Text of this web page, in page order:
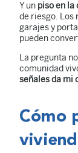
Y un piso en la
de riesgo. Los
garajes y
pueden
La pregunta
comunidad
señales da mi
Cómo